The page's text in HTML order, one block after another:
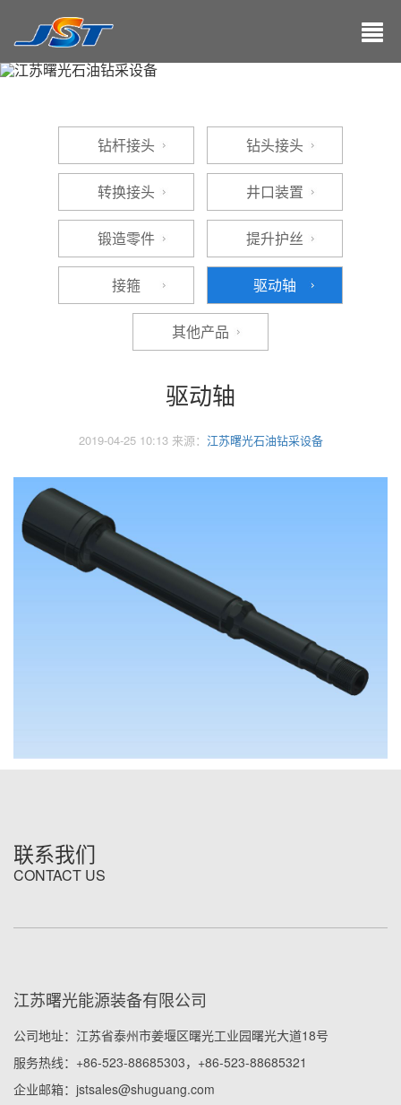
钻杆接头 钻头接头
转换接头 井口装置
锻造零件 提升护丝
接箍 驱动轴
其他产品
驱动轴
2019-04-25 10:13 来源： 江苏曙光石油钻采设备
联系我们
CONTACT US
江苏曙光能源装备有限公司
公司地址：江苏省泰州市姜堰区曙光工业园曙光大道18号
服务热线：+86-523-88685303，+86-523-88685321
企业邮箱：jstsales@shuguang.com